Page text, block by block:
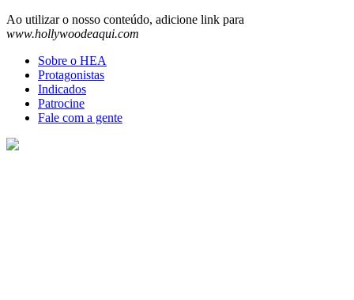
Ao utilizar o nosso conteúdo, adicione link para
www.hollywoodeaqui.com
Sobre o HEA
Protagonistas
Indicados
Patrocine
Fale com a gente